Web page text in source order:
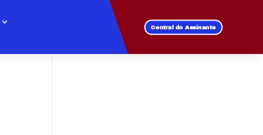
Central do Assinante